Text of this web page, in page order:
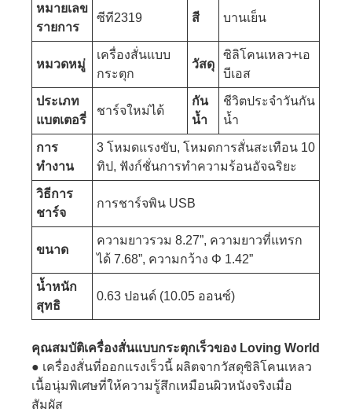
หมายเลข
รายการ
ซีที2319 สี บานเย็น
หมวดหมู่
เครื่องสั่นแบบ
กระตุก
วัสดุ
ซิลิโคนเหลว+เอ
บีเอส
ประเภท
แบตเตอรี่
ชาร์จใหม่ได้
กัน
น้ำ
ชีวิตประจำวันกัน
น้ำ
การ
ทำงาน
3 โหมดแรงขับ, โหมดการสั่นสะเทือน 10
ทิป, ฟังก์ชั่นการทำความร้อนอัจฉริยะ
วิธีการ
ชาร์จ
การชาร์จพิน USB
ขนาด
ความยาวรวม 8.27”, ความยาวที่แทรก
ได้ 7.68”, ความกว้าง Φ 1.42”
น้ำหนัก
สุทธิ
0.63 ปอนด์ (10.05 ออนซ์)
คุณสมบัติเครื่องสั่นแบบกระตุกเร็วของ Loving World
● เครื่องสั่นที่ออกแรงเร็วนี้ ผลิตจากวัสดุซิลิโคนเหลว
เนื้อนุ่มพิเศษที่ให้ความรู้สึกเหมือนผิวหนังจริงเมื่อ
สัมผัส